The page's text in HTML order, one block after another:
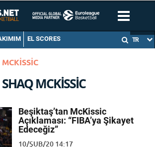
EL SCORES TR
SHAQ MCKISSIC
Beşiktaş’tan McKissic
Açıklaması: “FIBA’ya Şikayet
Edeceğiz”
10/ŞUB/20 14:17